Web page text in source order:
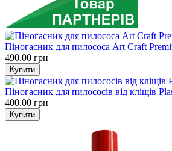
Піногасник для пилососа Art Craft
490.00 грн
Піногасник для пилососів від кліщів
400.00 грн